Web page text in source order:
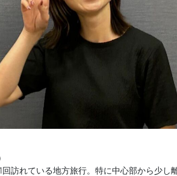
訪れている地方旅行。特に中心部から少し